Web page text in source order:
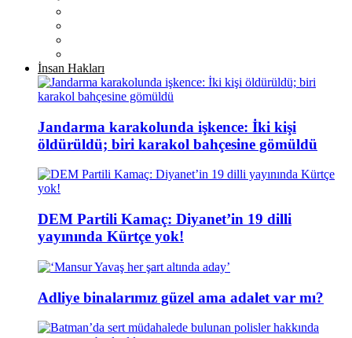
İnsan Hakları
Jandarma karakolunda işkence: İki kişi
öldürüldü; biri karakol bahçesine gömüldü
DEM Partili Kamaç: Diyanet’in 19 dilli
yayınında Kürtçe yok!
Adliye binalarımız güzel ama adalet var mı?